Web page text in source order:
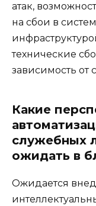
атак,
на сбои в
технические
зависимость от
Какие
служебных
ожидать в
Ожидается